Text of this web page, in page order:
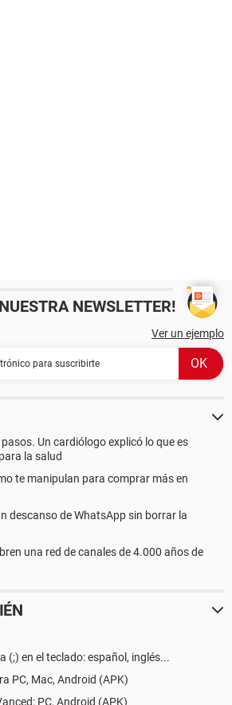
NEWSLETTER!
Ver un ejemplo
Un cardiólogo explicó lo que es
la salud
te manipulan para comprar más en
descanso de WhatsApp sin borrar la
una red de canales de 4.000 años de
(;) en el teclado: español, inglés...
PC, Mac, Android (APK)
PC, Android (APK)